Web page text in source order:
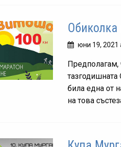
юни 19, 2021
Предполагам,
била една от
на това